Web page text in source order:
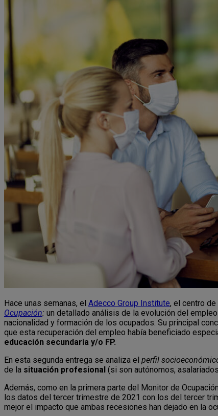
Hace unas semanas, el Adecco Group Institute, el centro
Ocupación: un detallado análisis de la evolución del
nacionalidad y formación de los ocupados. Su principal
que esta recuperación del empleo había beneficiado
educación secundaria y/o FP.
En esta segunda entrega se analiza el perfil
de la situación profesional (si son autónomos,
Además, como en la primera parte del Monitor de
los datos del tercer trimestre de 2021 con los del tercer
mejor el impacto que ambas recesiones han dejado en la